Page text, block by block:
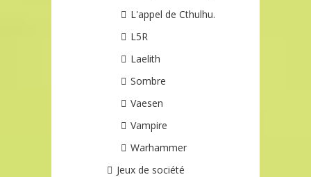
L'appel de Cthulhu.
L5R
Laelith
Sombre
Vaesen
Vampire
Warhammer
Jeux de société